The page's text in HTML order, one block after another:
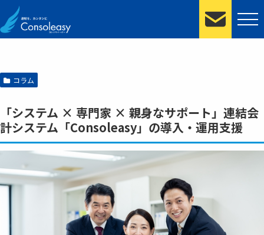
コラム
「システム × 専門家 × 親身なサポート」連結会
計システム「Consoleasy」の導入・運用支援